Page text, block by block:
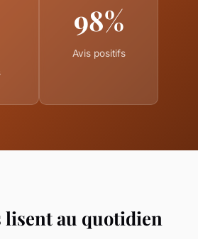
98%
Avis positifs
lisent au quotidien